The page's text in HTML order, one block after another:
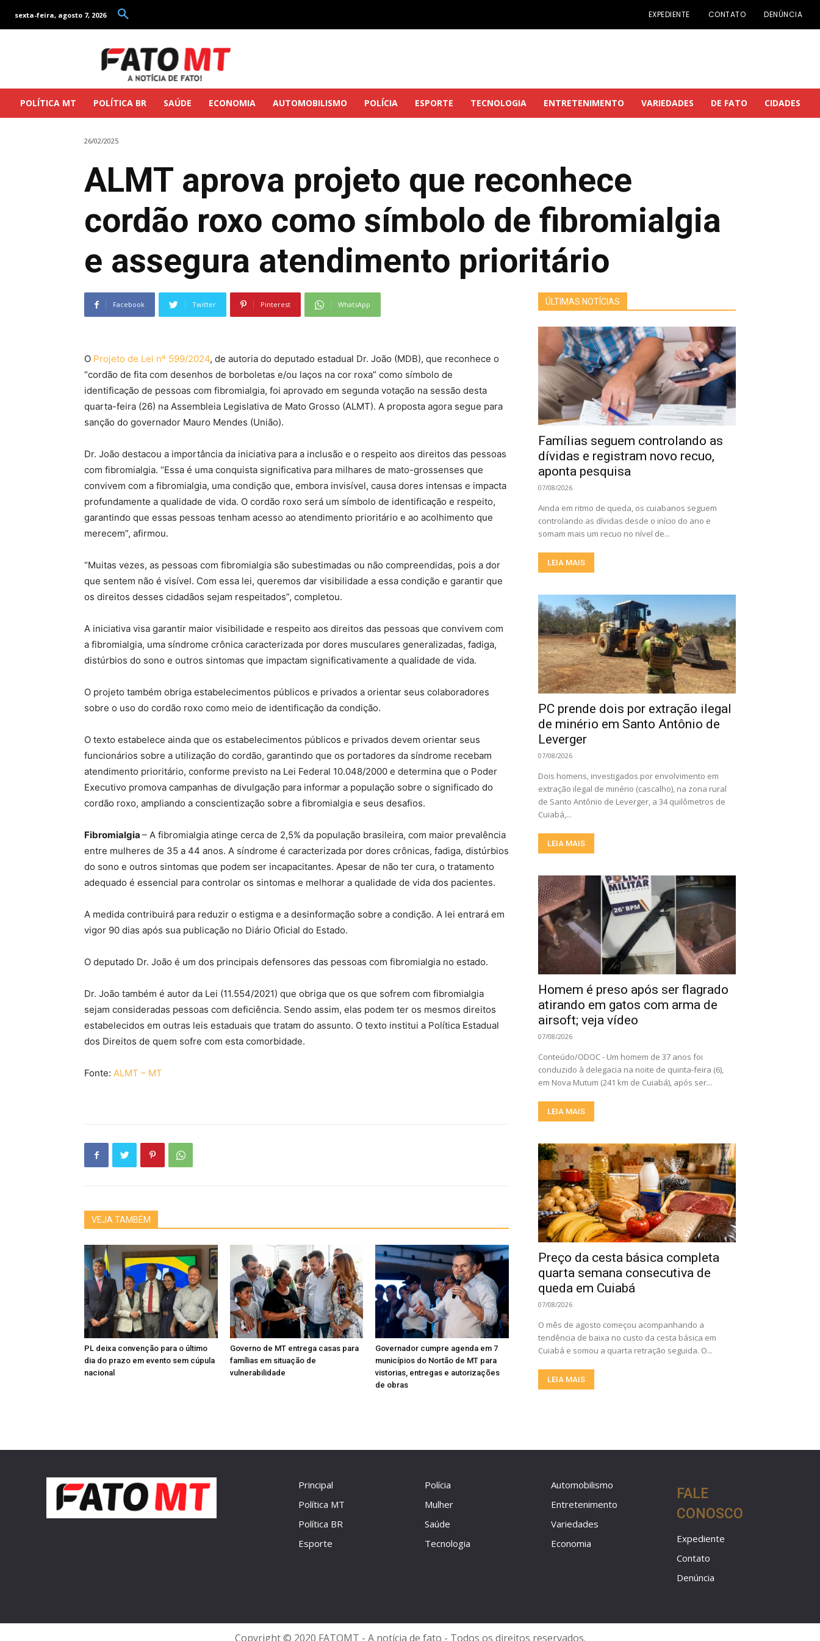
sexta-feira, agosto 7, 2026 EXPEDIENTE CONTATO DENÚNCIA
POLÍTICA MT POLÍTICA BR SAÚDE ECONOMIA AUTOMOBILISMO POLÍCIA ESPORTE TECNOLOGIA ENTRETENIMENTO VARIEDADES DE FATO CIDADES
26/02/2025
ALMT aprova projeto que reconhece
cordão roxo como símbolo de fibromialgia
e assegura atendimento prioritário
Facebook Twitter Pinterest WhatsApp
O Projeto de Lei nº 599/2024, de autoria do deputado estadual Dr. João (MDB), que reconhece o
“cordão de fita com desenhos de borboletas e/ou laços na cor roxa” como símbolo de
identificação de pessoas com fibromialgia, foi aprovado em segunda votação na sessão desta
quarta-feira (26) na Assembleia Legislativa de Mato Grosso (ALMT). A proposta agora segue para
sanção do governador Mauro Mendes (União).
Dr. João destacou a importância da iniciativa para a inclusão e o respeito aos direitos das pessoas
com fibromialgia. “Essa é uma conquista significativa para milhares de mato-grossenses que
convivem com a fibromialgia, uma condição que, embora invisível, causa dores intensas e impacta
profundamente a qualidade de vida. O cordão roxo será um símbolo de identificação e respeito,
garantindo que essas pessoas tenham acesso ao atendimento prioritário e ao acolhimento que
merecem”, afirmou.
“Muitas vezes, as pessoas com fibromialgia são subestimadas ou não compreendidas, pois a dor
que sentem não é visível. Com essa lei, queremos dar visibilidade a essa condição e garantir que
os direitos desses cidadãos sejam respeitados”, completou.
A iniciativa visa garantir maior visibilidade e respeito aos direitos das pessoas que convivem com
a fibromialgia, uma síndrome crônica caracterizada por dores musculares generalizadas, fadiga,
distúrbios do sono e outros sintomas que impactam significativamente a qualidade de vida.
O projeto também obriga estabelecimentos públicos e privados a orientar seus colaboradores
sobre o uso do cordão roxo como meio de identificação da condição.
O texto estabelece ainda que os estabelecimentos públicos e privados devem orientar seus
funcionários sobre a utilização do cordão, garantindo que os portadores da síndrome recebam
atendimento prioritário, conforme previsto na Lei Federal 10.048/2000 e determina que o Poder
Executivo promova campanhas de divulgação para informar a população sobre o significado do
cordão roxo, ampliando a conscientização sobre a fibromialgia e seus desafios.
Fibromialgia – A fibromialgia atinge cerca de 2,5% da população brasileira, com maior prevalência
entre mulheres de 35 a 44 anos. A síndrome é caracterizada por dores crônicas, fadiga, distúrbios
do sono e outros sintomas que podem ser incapacitantes. Apesar de não ter cura, o tratamento
adequado é essencial para controlar os sintomas e melhorar a qualidade de vida dos pacientes.
A medida contribuirá para reduzir o estigma e a desinformação sobre a condição. A lei entrará em
vigor 90 dias após sua publicação no Diário Oficial do Estado.
O deputado Dr. João é um dos principais defensores das pessoas com fibromialgia no estado.
Dr. João também é autor da Lei (11.554/2021) que obriga que os que sofrem com fibromialgia
sejam consideradas pessoas com deficiência. Sendo assim, elas podem ter os mesmos direitos
estabelecidos em outras leis estaduais que tratam do assunto. O texto institui a Política Estadual
dos Direitos de quem sofre com esta comorbidade.
Fonte: ALMT – MT
VEJA TAMBÉM
PL deixa convenção para o último
dia do prazo em evento sem cúpula
nacional
Governo de MT entrega casas para
famílias em situação de
vulnerabilidade
Governador cumpre agenda em 7
municípios do Nortão de MT para
vistorias, entregas e autorizações
de obras
ÚLTIMAS NOTÍCIAS
Famílias seguem controlando as
dívidas e registram novo recuo,
aponta pesquisa
07/08/2026
Ainda em ritmo de queda, os cuiabanos seguem
controlando as dívidas desde o início do ano e
somam mais um recuo no nível de...
LEIA MAIS
PC prende dois por extração ilegal
de minério em Santo Antônio de
Leverger
07/08/2026
Dois homens, investigados por envolvimento em
extração ilegal de minério (cascalho), na zona rural
de Santo Antônio de Leverger, a 34 quilômetros de
Cuiabá,...
LEIA MAIS
Homem é preso após ser flagrado
atirando em gatos com arma de
airsoft; veja vídeo
07/08/2026
Conteúdo/ODOC - Um homem de 37 anos foi
conduzido à delegacia na noite de quinta-feira (6),
em Nova Mutum (241 km de Cuiabá), após ser...
LEIA MAIS
Preço da cesta básica completa
quarta semana consecutiva de
queda em Cuiabá
07/08/2026
O mês de agosto começou acompanhando a
tendência de baixa no custo da cesta básica em
Cuiabá e somou a quarta retração seguida. O...
LEIA MAIS
Principal
Política MT
Política BR
Esporte
Polícia
Mulher
Saúde
Tecnologia
Automobilismo
Entretenimento
Variedades
Economia
FALE
CONOSCO
Expediente
Contato
Denúncia
Copyright © 2020 FATOMT - A notícia de fato - Todos os direitos reservados.